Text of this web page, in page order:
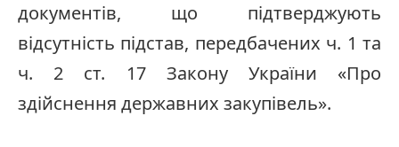
документів, що підтверджують
відсутність підстав, передбачених ч. 1 та
ч. 2 ст. 17 Закону України «Про
здійснення державних закупівель».